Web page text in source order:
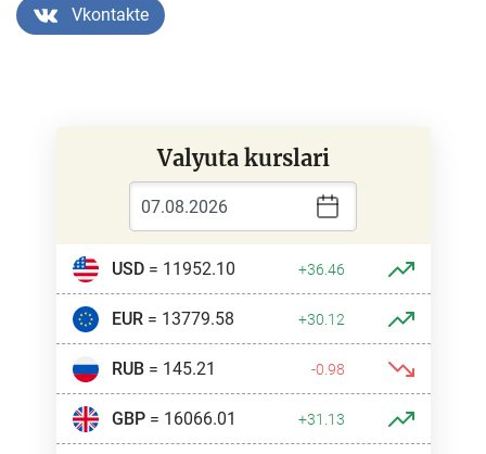
Vkontakte
Valyuta kurslari
USD= 11952.10 +36.46
EUR= 13779.58 +30.12
RUB= 145.21 -0.98
GBP= 16066.01 +31.13